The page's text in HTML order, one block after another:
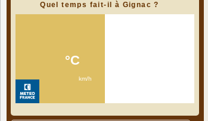
Quel temps fait-il à Gignac ?